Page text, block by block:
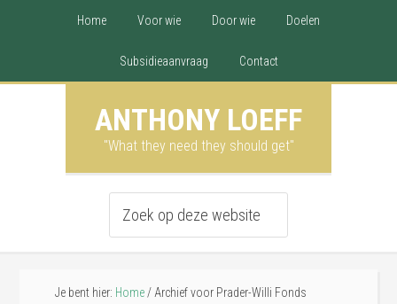
Home Voor wie Door wie Doelen
Subsidieaanvraag Contact
ANTHONY LOEFF
"What they need they should get"
Je bent hier: Home / Archief voor Prader-Willi Fonds